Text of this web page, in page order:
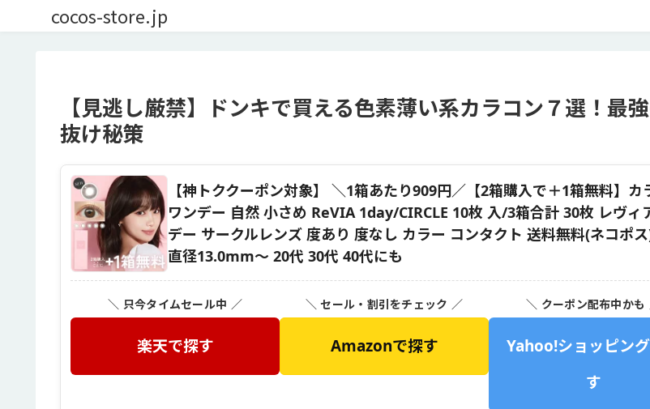
cocos-store.jp
【見逃し厳禁】ドンキで買える色素薄い系カラコン７選！最
抜け秘策
【神トククーポン対象】 ＼1箱あたり909円／【2箱購入で＋1箱無料】カ
ワンデー 自然 小さめ ReVIA 1day/CIRCLE 10枚 入/3箱合計 30枚 レヴィ
デー サークルレンズ 度あり 度なし カラー コンタクト 送料無料(ネコポ
直径13.0mm〜 20代 30代 40代にも
＼ 只今タイムセール中 ／
楽天で探す
＼ セール・割引をチェック ／
Amazonで探す
＼ クーポン配布中かも
Yahoo!ショッピン
す